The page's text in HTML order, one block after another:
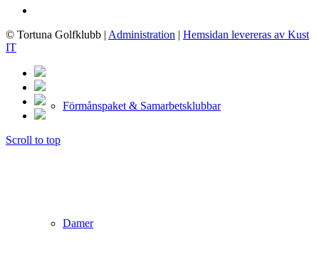
Förmånspaket & Samarbetsklubbar
Damer
© Tortuna Golfklubb | Administration | Hemsidan levereras av Kust
IT
Scroll to top